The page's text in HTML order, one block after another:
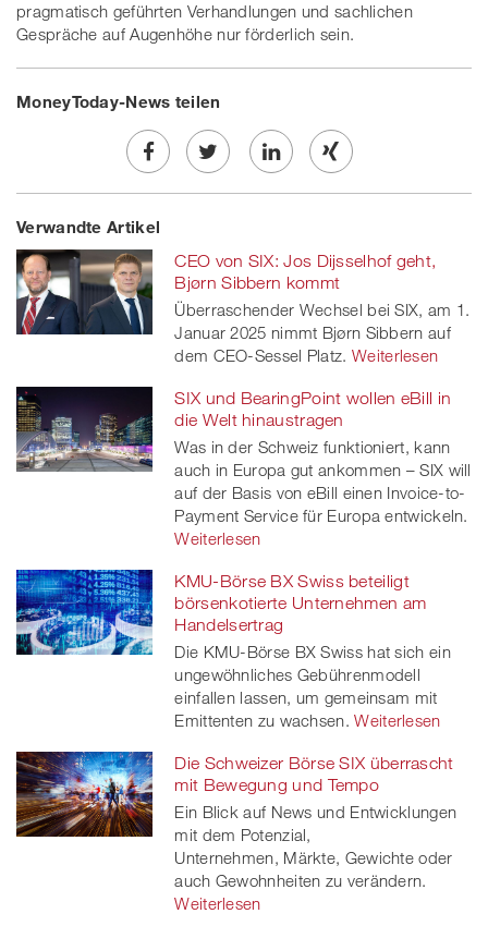
pragmatisch geführten Verhandlungen und sachlichen
Gespräche auf Augenhöhe nur förderlich sein.
MoneyToday-News teilen
Share
on
Facebook
Twe
on
twitt
er
Share
linkedin
Share
Xing
Verwandte Artikel
CEO von SIX: Jos Dijsselhof geht,
Bjørn Sibbern kommt
Überraschender Wechsel bei SIX, am 1.
Januar 2025 nimmt Bjørn Sibbern auf
dem CEO-Sessel Platz. Weiterlesen
SIX und BearingPoint wollen eBill in
die Welt hinaustragen
Was in der Schweiz funktioniert, kann
auch in Europa gut ankommen – SIX will
auf der Basis von eBill einen Invoice-to-
Payment Service für Europa entwickeln.
Weiterlesen
KMU-Börse BX Swiss beteiligt
börsenkotierte Unternehmen am
Handelsertrag
Die KMU-Börse BX Swiss hat sich ein
ungewöhnliches Gebührenmodell
einfallen lassen, um gemeinsam mit
Emittenten zu wachsen. Weiterlesen
Die Schweizer Börse SIX überrascht
mit Bewegung und Tempo
Ein Blick auf News und Entwicklungen
mit dem Potenzial,
Unternehmen, Märkte, Gewichte oder
auch Gewohnheiten zu verändern.
Weiterlesen